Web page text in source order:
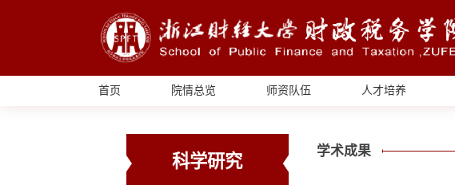
首页 院情总览 师资队伍 人才培养
科学研究
学术成果